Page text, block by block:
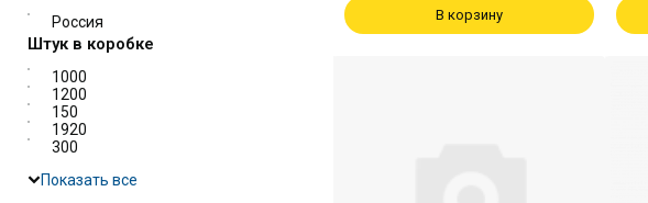
Россия
Штук в коробке
1000
1200
150
1920
300
Показать все
В корзину